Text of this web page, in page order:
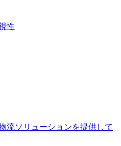
性
流ソリューションを提供して